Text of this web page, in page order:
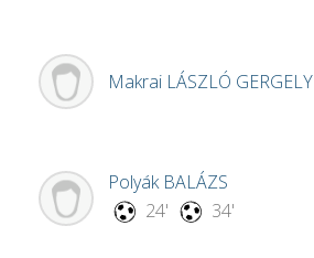
Makrai LÁSZLÓ GERGELY
Polyák BALÁZS
24'
34'